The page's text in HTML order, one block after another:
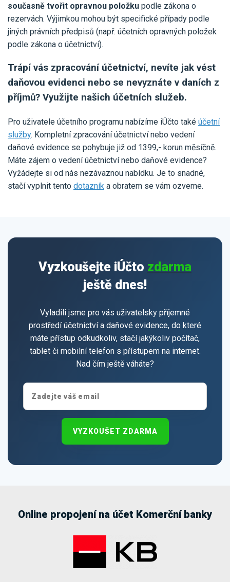
současně tvořit opravnou položku podle zákona o
rezervách. Výjimkou mohou být specifické případy podle
jiných právních předpisů (např. účetních opravných položek
podle zákona o účetnictví).
Trápí vás zpracování účetnictví, nevíte jak vést
daňovou evidenci nebo se nevyznáte v daních z
příjmů? Využijte našich účetních služeb.
Pro uživatele účetního programu nabízíme iÚčto také účetní
služby. Kompletní zpracování účetnictví nebo vedení
daňové evidence se pohybuje již od 1399,- korun měsíčně.
Máte zájem o vedení účetnictví nebo daňové evidence?
Vyžádejte si od nás nezávaznou nabídku. Je to snadné,
stačí vyplnit tento dotazník a obratem se vám ozveme.
Vyzkoušejte iÚčto zdarma
ještě dnes!
Vyladili jsme pro vás uživatelsky příjemné
prostředí účetnictví a daňové evidence, do které
máte přístup odkudkoliv, stačí jakýkoliv počítač,
tablet či mobilní telefon s přístupem na internet.
Nad čím ještě váháte?
VYZKOUŠET ZDARMA
Online propojení na účet Komerční banky